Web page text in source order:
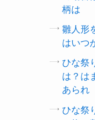
柄は
雛人形
はいつ
ひな祭
は？
あられ
ひな祭